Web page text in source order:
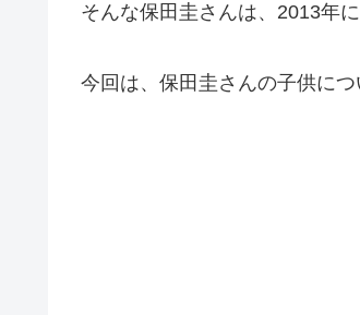
そんな保田圭さんは、2013年
今回は、保田圭さんの子供に